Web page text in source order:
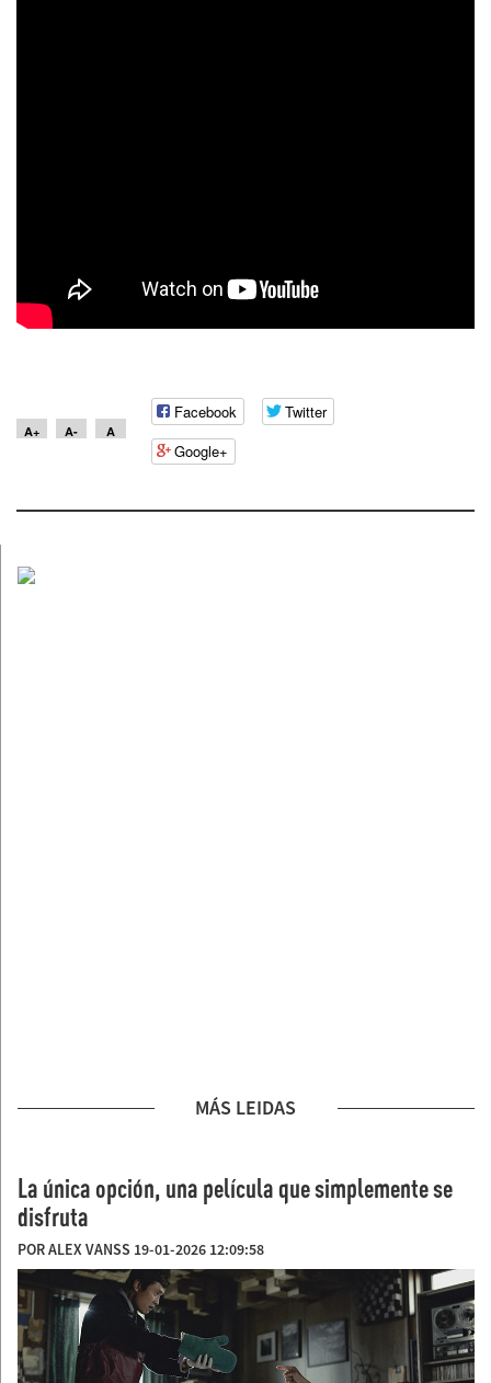
A+ A- A
Facebook
Twitter
Google+
MÁS LEIDAS
La única opción, una película que simplemente se
disfruta
POR ALEX VANSS 19-01-2026 12:09:58